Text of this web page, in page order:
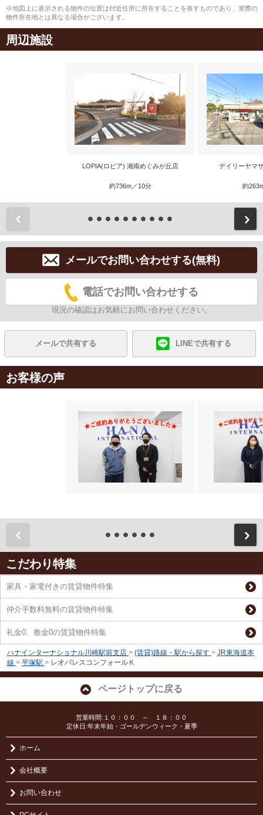
※地図上に表示される物件の位置は付近住所に所在することを表すものであり、実際の
物件所在地とは異なる場合がございます。
周辺施設
LOPIA(ロピア) 湘南めぐみが丘店
約736m／10分
デイリーヤマ
約
メールでお問い合わせする(無料)
電話でお問い合わせする
現況の確認はお気軽にお問い合わせください。
メールで共有する LINEで共有する
お客様の声
こだわり特集
家具・家電付きの賃貸物件特集
仲介手数料無料の賃貸物件特集
礼金0、敷金0の賃貸物件特集
ハナインターナショナル川崎駅前支店 > (賃貸)路線・駅から探す > JR東海道本
線 > 平塚駅 > レオパレスコンフォールＫ
ページトップに戻る
営業時間:１０：００ ～ １８：００
定休日:年末年始・ゴールデンウィーク・夏季
ホーム
会社概要
お問い合わせ